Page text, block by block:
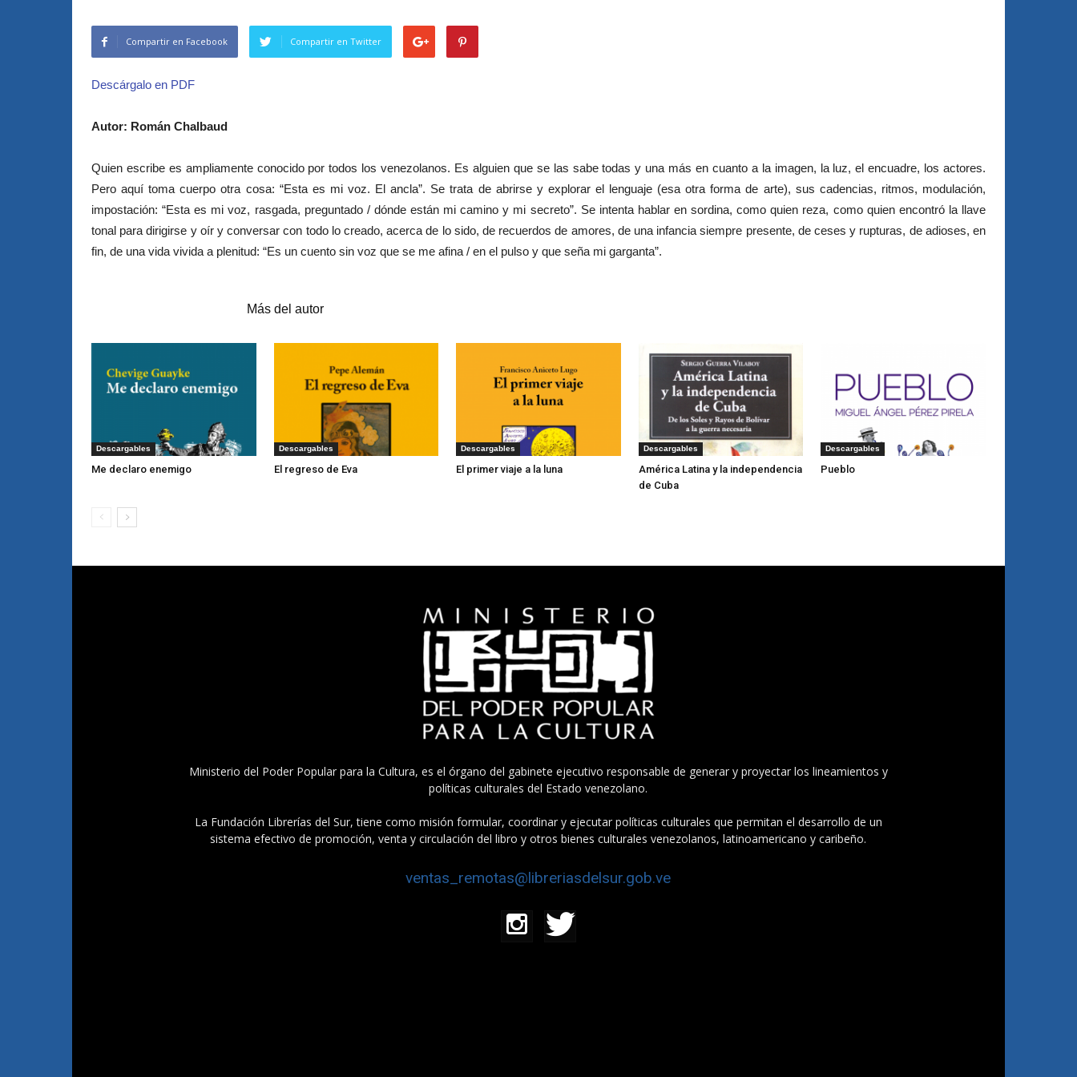
Compartir en Facebook Compartir en Twitter
Descárgalo en PDF
Autor: Román Chalbaud
Quien escribe es ampliamente conocido por todos los venezolanos. Es alguien que se las sabe todas y una más en cuanto a la imagen, la luz, el encuadre, los actores.
Pero aquí toma cuerpo otra cosa: “Esta es mi voz. El ancla”. Se trata de abrirse y explorar el lenguaje (esa otra forma de arte), sus cadencias, ritmos, modulación,
impostación: “Esta es mi voz, rasgada, preguntado / dónde están mi camino y mi secreto”. Se intenta hablar en sordina, como quien reza, como quien encontró la llave
tonal para dirigirse y oír y conversar con todo lo creado, acerca de lo sido, de recuerdos de amores, de una infancia siempre presente, de ceses y rupturas, de adioses, en
fin, de una vida vivida a plenitud: “Es un cuento sin voz que se me afina / en el pulso y que seña mi garganta”.
Más del autor
Descargables
Me declaro enemigo
Descargables
El regreso de Eva
Descargables
El primer viaje a la luna
Descargables
América Latina y la independencia
de Cuba
Descargables
Pueblo
Ministerio del Poder Popular para la Cultura, es el órgano del gabinete ejecutivo responsable de generar y proyectar los lineamientos y
políticas culturales del Estado venezolano.
La Fundación Librerías del Sur, tiene como misión formular, coordinar y ejecutar políticas culturales que permitan el desarrollo de un
sistema efectivo de promoción, venta y circulación del libro y otros bienes culturales venezolanos, latinoamericano y caribeño.
ventas_remotas@libreriasdelsur.gob.ve